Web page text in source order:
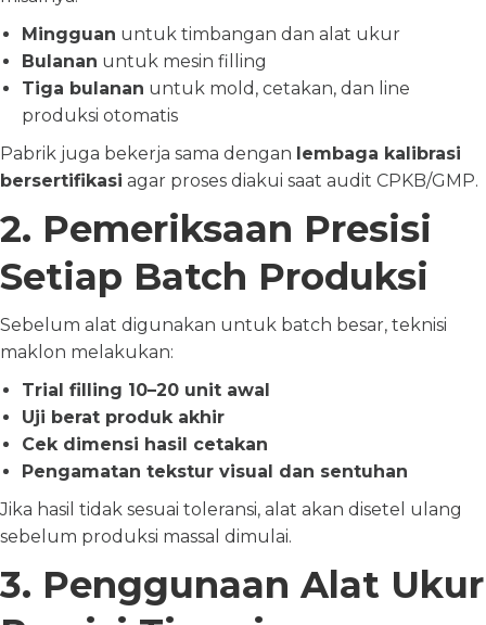
Mingguan untuk timbangan dan alat ukur
Bulanan untuk mesin filling
Tiga bulanan untuk mold, cetakan, dan line
produksi otomatis
Pabrik juga bekerja sama dengan lembaga kalibrasi
bersertifikasi agar proses diakui saat audit CPKB/GMP.
2. Pemeriksaan Presisi
Setiap Batch Produksi
Sebelum alat digunakan untuk batch besar, teknisi
maklon melakukan:
Trial filling 10–20 unit awal
Uji berat produk akhir
Cek dimensi hasil cetakan
Pengamatan tekstur visual dan sentuhan
Jika hasil tidak sesuai toleransi, alat akan disetel ulang
sebelum produksi massal dimulai.
3. Penggunaan Alat Ukur